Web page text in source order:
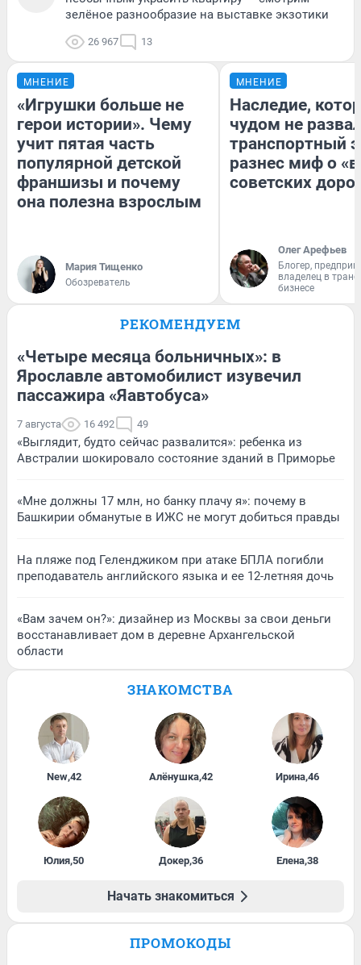
зелёное разнообразие на выставке экзотики
26 967 13
МНЕНИЕ
«Игрушки больше не
герои истории». Чему
учит пятая часть
популярной детской
франшизы и почему
она полезна взрослым
Мария Тищенко
Обозреватель
МНЕНИЕ
Наследие,
чудом не
транспортный
разнес миф о
советских
Олег Арефьев
Блогер,
владелец в
бизнесе
РЕКОМЕНДУЕМ
«Четыре месяца больничных»: в
Ярославле автомобилист изувечил
пассажира «Яавтобуса»
7 августа 16 492 49
«Выглядит, будто сейчас развалится»: ребенка из
Австралии шокировало состояние зданий в Приморье
«Мне должны 17 млн, но банку плачу я»: почему в
Башкирии обманутые в ИЖС не могут добиться правды
На пляже под Геленджиком при атаке БПЛА погибли
преподаватель английского языка и ее 12-летняя дочь
«Вам зачем он?»: дизайнер из Москвы за свои деньги
восстанавливает дом в деревне Архангельской
области
ЗНАКОМСТВА
New,42 Алёнушка,42 Ирина,46
Юлия,50 Докер,36 Елена,38
Начать знакомиться
ПРОМОКОДЫ